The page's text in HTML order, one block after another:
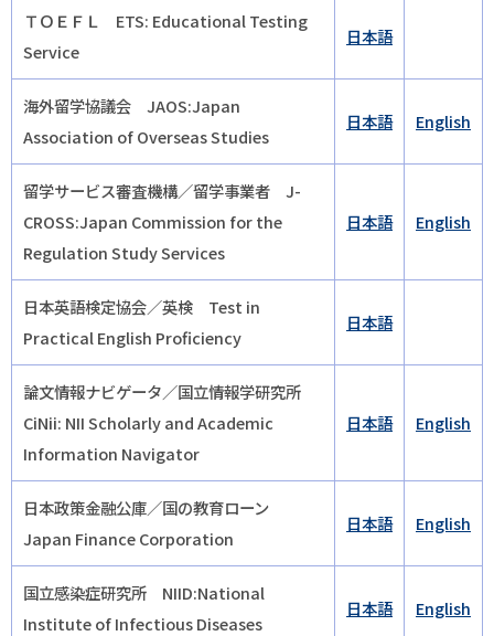
ＴＯＥＦＬ ETS: Educational Testing
Service
日本語
海外留学協議会 JAOS:Japan
Association of Overseas Studies
日本語 English
留学サービス審査機構／留学事業者 J-
CROSS:Japan Commission for the
Regulation Study Services
日本語 English
日本英語検定協会／英検 Test in
Practical English Proficiency
日本語
論文情報ナビゲータ／国立情報学研究所
CiNii: NII Scholarly and Academic
Information Navigator
日本語 English
日本政策金融公庫／国の教育ローン
Japan Finance Corporation
日本語 English
国立感染症研究所 NIID:National
Institute of Infectious Diseases
日本語 English